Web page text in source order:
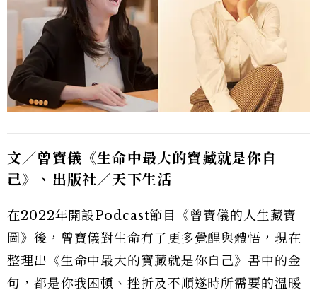
文／曾寶儀《生命中最大的寶藏就是你自
己》、出版社／天下生活
在2022年開設Podcast節目《曾寶儀的人生藏寶
圖》後，曾寶儀對生命有了更多覺醒與體悟，現在
整理出《生命中最大的寶藏就是你自己》書中的金
句，都是你我困頓、挫折及不順遂時所需要的溫暖